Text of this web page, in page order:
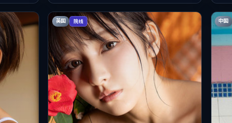
英国 院线 中国